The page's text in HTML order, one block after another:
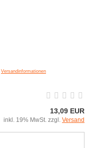
Versandinformationen
13,09 EUR
inkl. 19% MwSt. zzgl. Versand